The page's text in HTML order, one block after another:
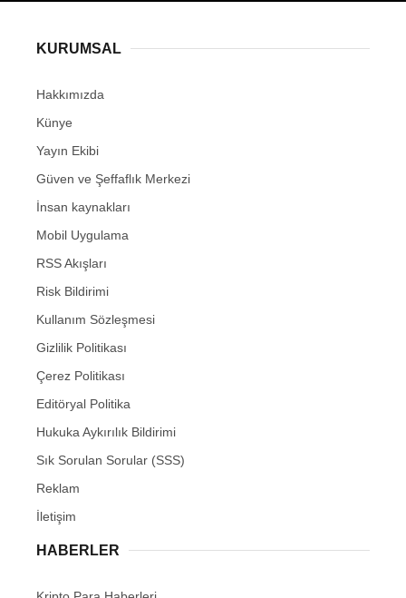
KURUMSAL
Hakkımızda
Künye
Yayın Ekibi
Güven ve Şeffaflık Merkezi
İnsan kaynakları
Mobil Uygulama
RSS Akışları
Risk Bildirimi
Kullanım Sözleşmesi
Gizlilik Politikası
Çerez Politikası
Editöryal Politika
Hukuka Aykırılık Bildirimi
Sık Sorulan Sorular (SSS)
Reklam
İletişim
HABERLER